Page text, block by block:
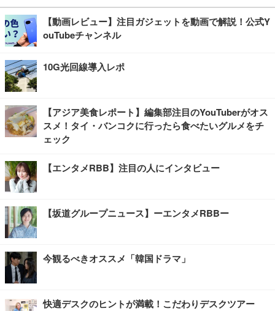
【動画レビュー】注目ガジェットを動画で解説！公式Y
ouTubeチャンネル
10G光回線導入レポ
【アジア美食レポート】編集部注目のYouTuberがオス
スメ！タイ・バンコクに行ったら食べたいグルメをチ
ェック
【エンタメRBB】注目の人にインタビュー
【坂道グループニュース】ーエンタメRBBー
今観るべきオススメ「韓国ドラマ」
快適デスクのヒントが満載！こだわりデスクツアー